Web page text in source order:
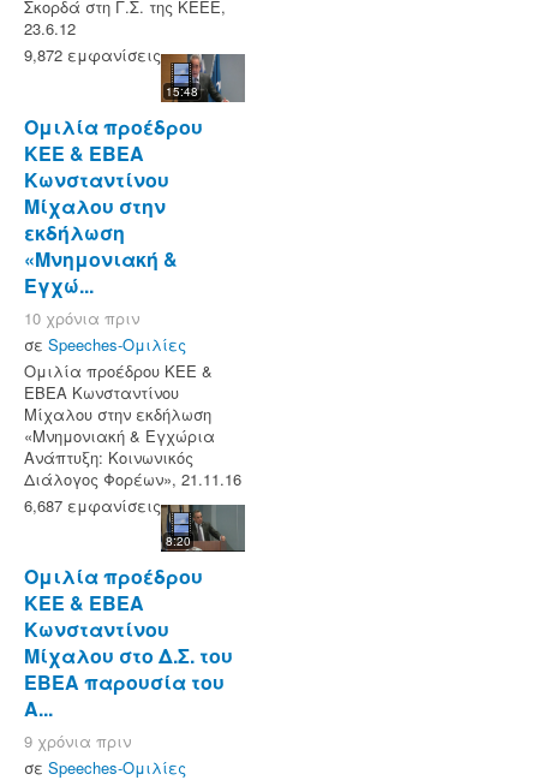
Σκορδά στη Γ.Σ. της ΚΕΕΕ,
23.6.12
9,872 εμφανίσεις
15:48
Ομιλία προέδρου
ΚΕΕ & ΕΒΕΑ
Κωνσταντίνου
Μίχαλου στην
εκδήλωση
«Μνημονιακή &
Εγχώ...
10 χρόνια πριν
σε Speeches-Ομιλίες
Ομιλία προέδρου ΚΕΕ &
ΕΒΕΑ Κωνσταντίνου
Μίχαλου στην εκδήλωση
«Μνημονιακή & Εγχώρια
Ανάπτυξη: Κοινωνικός
Διάλογος Φορέων», 21.11.16
6,687 εμφανίσεις
8:20
Ομιλία προέδρου
ΚΕΕ & ΕΒΕΑ
Κωνσταντίνου
Μίχαλου στο Δ.Σ. του
ΕΒΕΑ παρουσία του
Α...
9 χρόνια πριν
σε Speeches-Ομιλίες